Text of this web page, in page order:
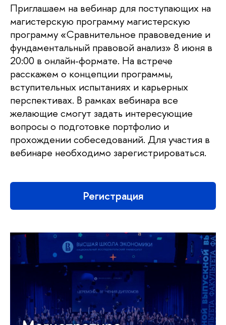
Приглашаем на вебинар для поступающих на
магистерскую программу магистерскую
программу «Сравнительное правоведение и
фундаментальный правовой анализ» 8 июня в
20:00 в онлайн-формате. На встрече
расскажем о концепции программы,
вступительных испытаниях и карьерных
перспективах. В рамках вебинара все
желающие смогут задать интересующие
вопросы о подготовке портфолио и
прохождении собеседований. Для участия в
вебинаре необходимо зарегистрироваться.
Регистрация